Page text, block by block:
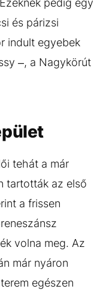
és párizsi
indult egyebek
–, a Nagykörút
tehát a már
tartották az első
a frissen
volna meg. Az
már nyáron
egészen